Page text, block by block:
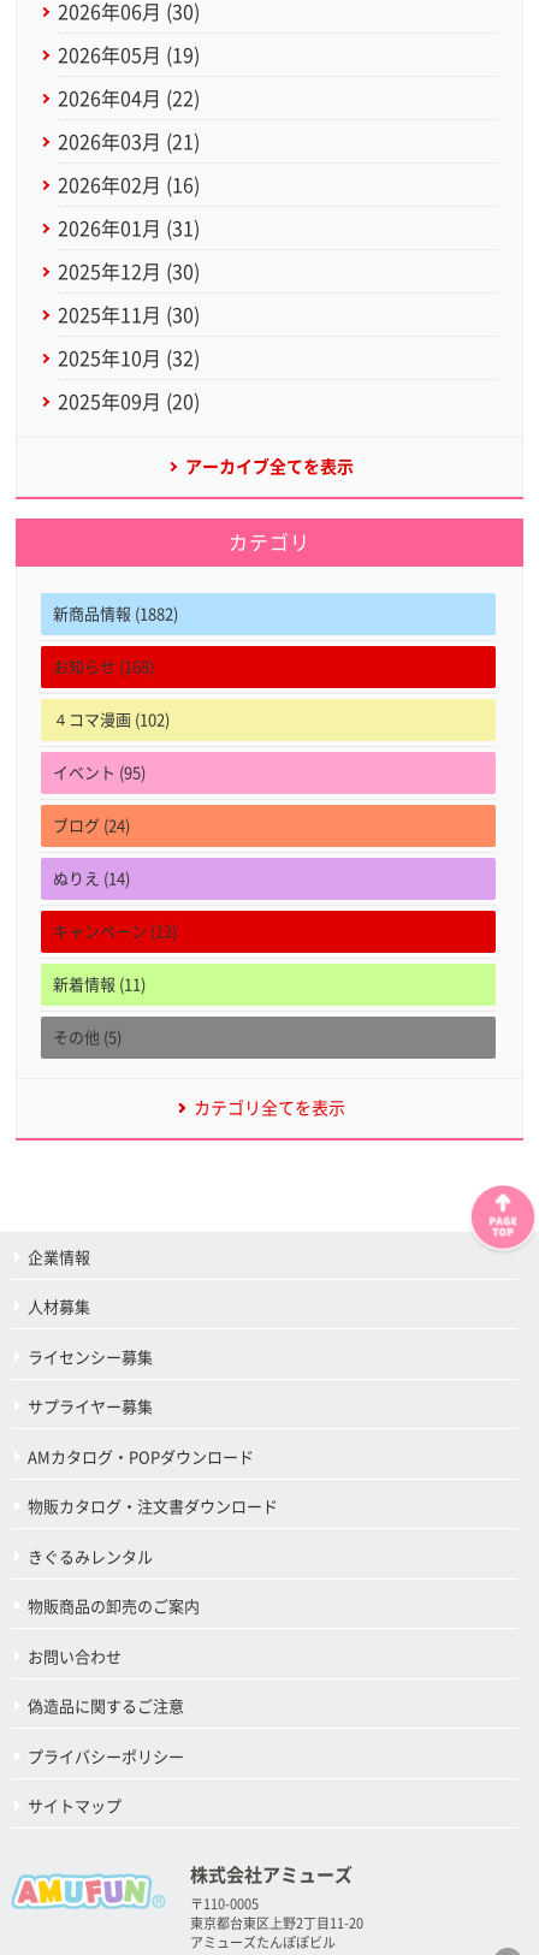
2026年06月 (30)
2026年05月 (19)
2026年04月 (22)
2026年03月 (21)
2026年02月 (16)
2026年01月 (31)
2025年12月 (30)
2025年11月 (30)
2025年10月 (32)
2025年09月 (20)
アーカイブ全てを表示
カテゴリ
新商品情報 (1882)
お知らせ (168)
４コマ漫画 (102)
イベント (95)
ブログ (24)
ぬりえ (14)
キャンペーン (13)
新着情報 (11)
その他 (5)
カテゴリ全てを表示
企業情報
人材募集
ライセンシー募集
サプライヤー募集
AMカタログ・POPダウンロード
物販カタログ・注文書ダウンロード
きぐるみレンタル
物販商品の卸売のご案内
お問い合わせ
偽造品に関するご注意
プライバシーポリシー
サイトマップ
株式会社アミューズ
〒110-0005
東京都台東区上野2丁目11-20
アミューズたんぽぽビル